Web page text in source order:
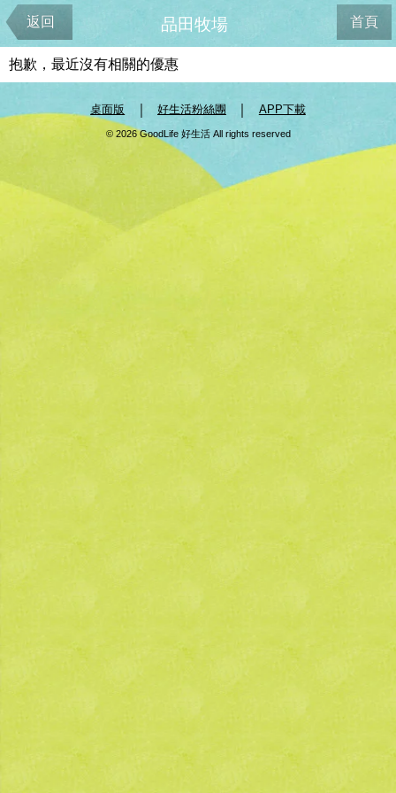
返回 首頁
品田牧場
抱歉，最近沒有相關的優惠
桌面版 好生活粉絲團 APP下載
© 2026 GoodLife 好生活 All rights reserved